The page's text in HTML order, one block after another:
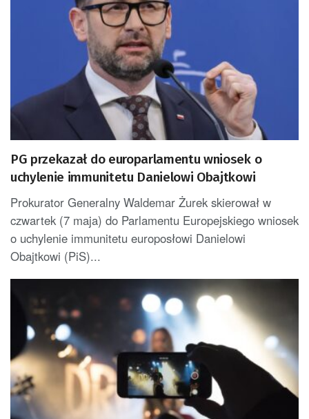
PG przekazał do europarlamentu wniosek o
uchylenie immunitetu Danielowi Obajtkowi
Prokurator Generalny Waldemar Żurek skierował w
czwartek (7 maja) do Parlamentu Europejskiego wniosek
o uchylenie immunitetu europosłowi Danielowi
Obajtkowi (PiS)...